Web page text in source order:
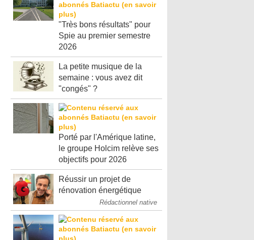
"Très bons résultats" pour
Spie au premier semestre
2026
La petite musique de la
semaine : vous avez dit
"congés" ?
Porté par l'Amérique latine,
le groupe Holcim relève ses
objectifs pour 2026
Réussir un projet de
rénovation énergétique
Rédactionnel native